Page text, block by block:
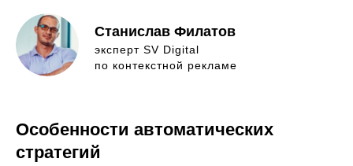
Станислав Филатов
эксперт SV Digital
по контекстной рекламе
Особенности автоматических
стратегий